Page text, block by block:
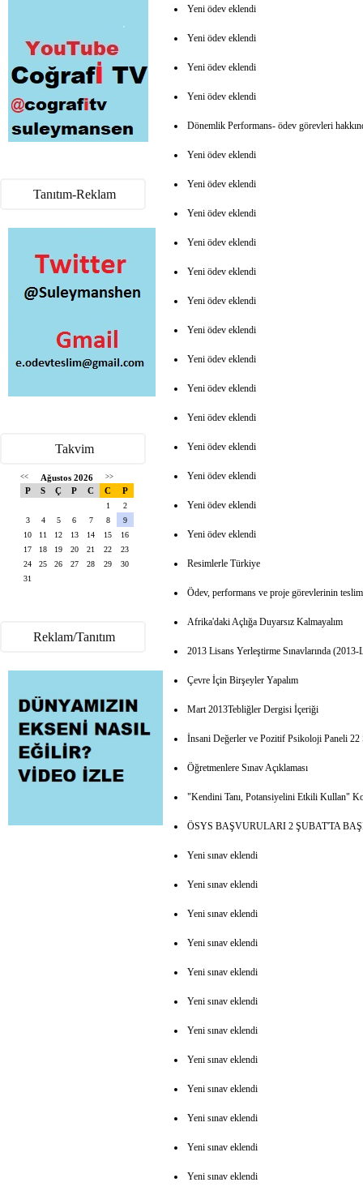
Tanıtım-Reklam
Takvim
<< Ağustos 2026 >>
P S Ç P C C P
1
2
3
4 5 6 7 8
9
10
11 12 13 14 15
16
17
18 19 20 21 22
23
24
25 26 27 28 29
30
31
Reklam/Tanıtım
Yeni ödev eklendi
Yeni ödev eklendi
Yeni ödev eklendi
Yeni ödev eklendi
Dönemlik Performans- ödev görevleri
Yeni ödev eklendi
Yeni ödev eklendi
Yeni ödev eklendi
Yeni ödev eklendi
Yeni ödev eklendi
Yeni ödev eklendi
Yeni ödev eklendi
Yeni ödev eklendi
Yeni ödev eklendi
Yeni ödev eklendi
Yeni ödev eklendi
Yeni ödev eklendi
Yeni ödev eklendi
Yeni ödev eklendi
Resimlerle Türkiye
Ödev, performans ve proje görevlerinin
Afrika'daki Açlığa Duyarsız Kalmayalım
2013 Lisans Yerleştirme Sınavlarında
Çevre İçin Birşeyler Yapalım
Mart 2013Tebliğler Dergisi İçeriği
İnsani Değerler ve Pozitif Psikoloji Paneli 22
Öğretmenlere Sınav Açıklaması
"Kendini Tanı, Potansiyelini Etkili Kullan"
ÖSYS BAŞVURULARI 2 ŞUBAT'TA
Yeni sınav eklendi
Yeni sınav eklendi
Yeni sınav eklendi
Yeni sınav eklendi
Yeni sınav eklendi
Yeni sınav eklendi
Yeni sınav eklendi
Yeni sınav eklendi
Yeni sınav eklendi
Yeni sınav eklendi
Yeni sınav eklendi
Yeni sınav eklendi